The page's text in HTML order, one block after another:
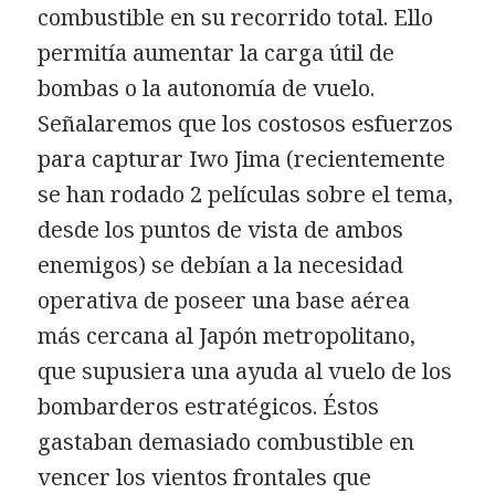
combustible en su recorrido total. Ello
permitía aumentar la carga útil de
bombas o la autonomía de vuelo.
Señalaremos que los costosos esfuerzos
para capturar Iwo Jima (recientemente
se han rodado 2 películas sobre el tema,
desde los puntos de vista de ambos
enemigos) se debían a la necesidad
operativa de poseer una base aérea
más cercana al Japón metropolitano,
que supusiera una ayuda al vuelo de los
bombarderos estratégicos. Éstos
gastaban demasiado combustible en
vencer los vientos frontales que